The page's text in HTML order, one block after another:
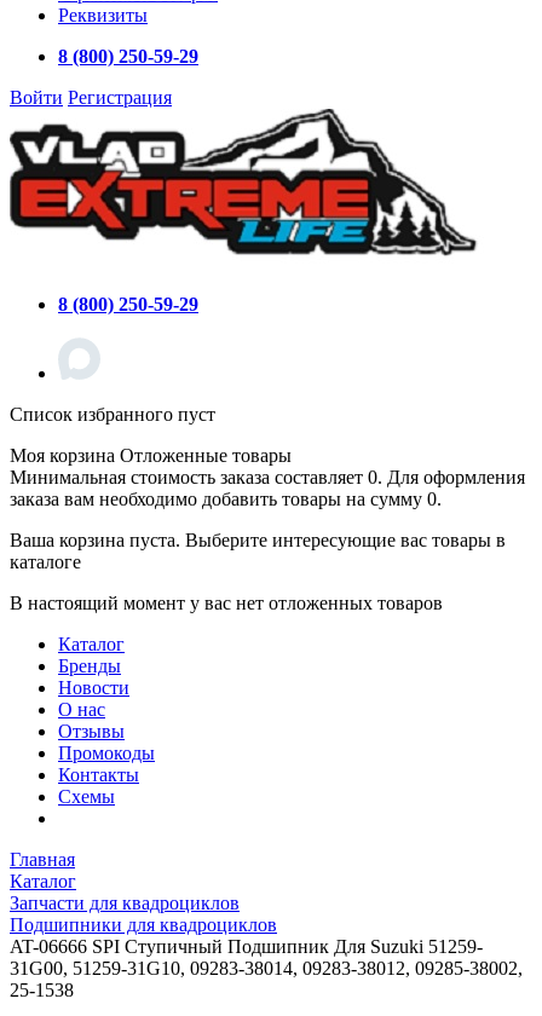
Реквизиты
8 (800) 250-59-29
Войти Регистрация
8 (800) 250-59-29
Список избранного пуст
Моя корзина Отложенные товары
Минимальная стоимость заказа составляет 0. Для оформления
заказа вам необходимо добавить товары на сумму 0.
Ваша корзина пуста. Выберите интересующие вас товары в
каталоге
В настоящий момент у вас нет отложенных товаров
Каталог
Бренды
Новости
О нас
Отзывы
Промокоды
Контакты
Схемы
Главная
Каталог
Запчасти для квадроциклов
Подшипники для квадроциклов
AT-06666 SPI Ступичный Подшипник Для Suzuki 51259-
31G00, 51259-31G10, 09283-38014, 09283-38012, 09285-38002,
25-1538